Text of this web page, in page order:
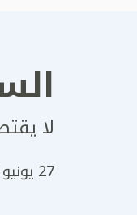
لا
27 يونيو 2019